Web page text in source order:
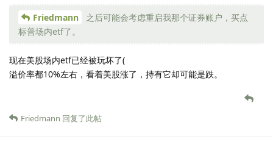
Friedmann
之后可能会考虑重启我那个证券账户，买点
标普场内etf了。
现在美股场内etf已经被玩坏了(
溢价率都10%左右，看着美股涨了，持有它却可能是跌。
Friedmann 回复了此帖